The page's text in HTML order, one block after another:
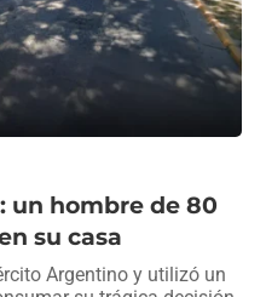
un hombre de 80
su casa
Argentino y utilizó un